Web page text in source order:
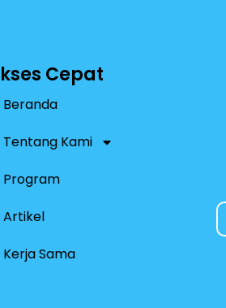
Cepat
Beranda
Tentang Kami
Program
Artikel
Kerja Sama